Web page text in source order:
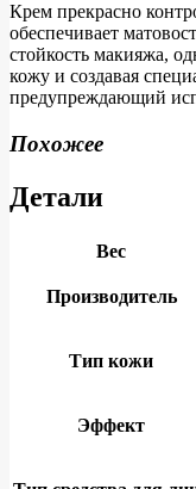
Крем прекрасно
обеспечивает
стойкость макияжа,
кожу и создавая
предупреждающий
Похожее
Детали
Вес
Производитель
Тип кожи
Эффект